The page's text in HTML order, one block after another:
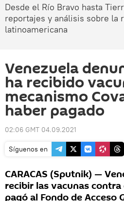
Desde el Río Bravo hasta
reportajes y análisis sobre la
latinoamericana
Venezuela
ha recibido
mecanismo
haber pagado
02:06 GMT 04.09.2021
Síguenos en
CARACAS (Sputnik) —
recibir las vacunas contra
pagó al Fondo de Acceso